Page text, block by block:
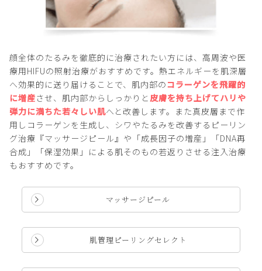
顔全体のたるみを徹底的に治療されたい方には、高周波や医
療用HIFUの照射治療がおすすめです。熱エネルギーを肌深層
へ効果的に送り届けることで、肌内部のコラーゲンを飛躍的
に増産させ、肌内部からしっかりと皮膚を持ち上げてハリや
弾力に満ちた若々しい肌へと改善します。また真皮層まで作
用しコラーゲンを生成し、シワやたるみを改善するピーリン
グ治療『マッサージピール』や「成長因子の増産」「DNA再
合成」「保湿効果」による肌そのもの若返りさせる注入治療
もおすすめです。
マッサージピール
肌管理ピーリングセレクト